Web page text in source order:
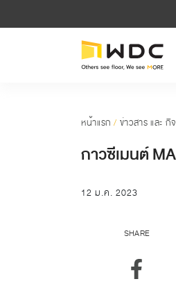
หน้าแรก / ข่าวสาร และ กิ
กาวซีเมนต์
12 ม.ค. 2023
SHARE